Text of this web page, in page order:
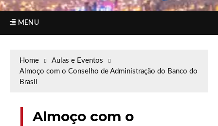
MENU
Home
Aulas e Eventos
Almoço com o Conselho de Administração do Banco do
Brasil
Almoço com o